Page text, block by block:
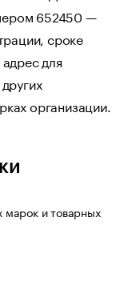
652450 —
сроке
для
организации.
марок и товарных